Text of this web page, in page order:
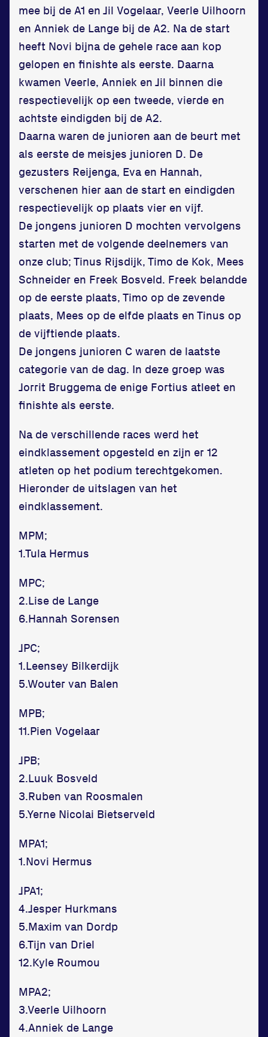
mee bij de A1 en Jil Vogelaar, Veerle Uilhoorn
en Anniek de Lange bij de A2. Na de start
heeft Novi bijna de gehele race aan kop
gelopen en finishte als eerste. Daarna
kwamen Veerle, Anniek en Jil binnen die
respectievelijk op een tweede, vierde en
achtste eindigden bij de A2.
Daarna waren de junioren aan de beurt met
als eerste de meisjes junioren D. De
gezusters Reijenga, Eva en Hannah,
verschenen hier aan de start en eindigden
respectievelijk op plaats vier en vijf.
De jongens junioren D mochten vervolgens
starten met de volgende deelnemers van
onze club; Tinus Rijsdijk, Timo de Kok, Mees
Schneider en Freek Bosveld. Freek belandde
op de eerste plaats, Timo op de zevende
plaats, Mees op de elfde plaats en Tinus op
de vijftiende plaats.
De jongens junioren C waren de laatste
categorie van de dag. In deze groep was
Jorrit Bruggema de enige Fortius atleet en
finishte als eerste.
Na de verschillende races werd het
eindklassement opgesteld en zijn er 12
atleten op het podium terechtgekomen.
Hieronder de uitslagen van het
eindklassement.
MPM;
1.Tula Hermus
MPC;
2.Lise de Lange
6.Hannah Sorensen
JPC;
1.Leensey Bilkerdijk
5.Wouter van Balen
MPB;
11.Pien Vogelaar
JPB;
2.Luuk Bosveld
3.Ruben van Roosmalen
5.Yerne Nicolai Bietserveld
MPA1;
1.Novi Hermus
JPA1;
4.Jesper Hurkmans
5.Maxim van Dordp
6.Tijn van Driel
12.Kyle Roumou
MPA2;
3.Veerle Uilhoorn
4.Anniek de Lange